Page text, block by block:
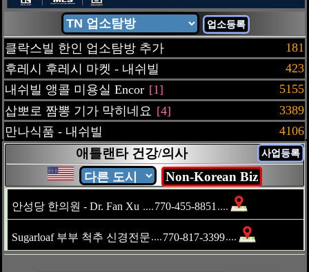
업소등록
클락스빌 한인 업소탐방 추가
181
후레시 후레시 마켓 - 내쉬빌
423
내쉬빌 앵콜 미용실 Encor [1]
5155
삽뽀로 짬뽕 기가 막히네요 [4]
3389
만나식품 - 내쉬빌
4106
애틀랜타 건강/의사 사업등록
Non-Korean Biz
안성당 한의원 - Dr. Fan Xu ....770-455-8851 ....
Sugarloaf 부부 척추 신경전문....770-817-3399....